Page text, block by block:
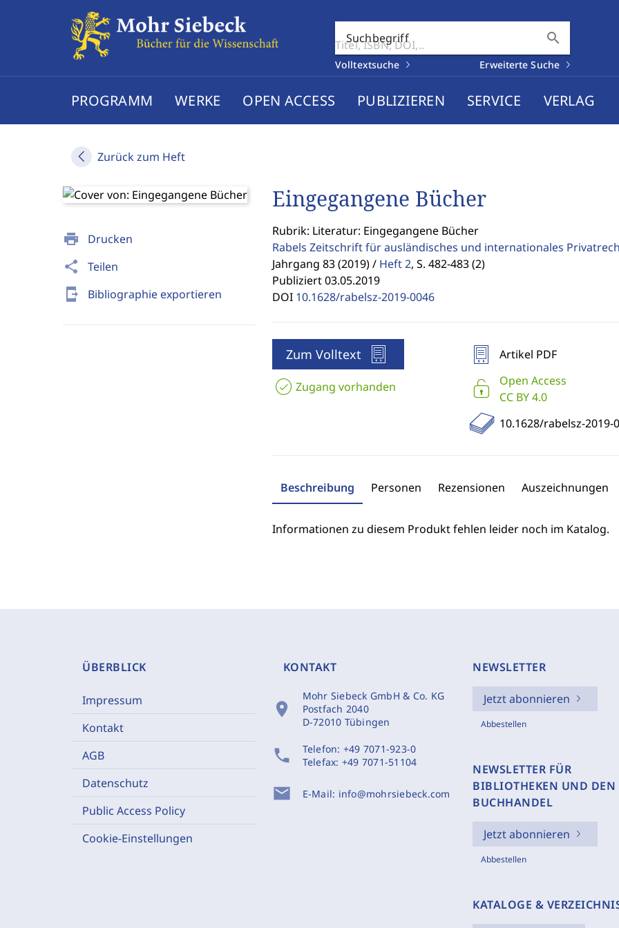
Suchbegriff search
Volltextsuche Erweiterte Suche
PROGRAMM WERKE OPEN ACCESS PUBLIZIEREN SERVICE VERLAG
Zurück zum Heft
print Drucken
share Teilen
send_to_mobile Bibliographie exportieren
Eingegangene Bücher
Rubrik: Literatur: Eingegangene Bücher
Rabels Zeitschrift für ausländisches und internationales
Jahrgang 83 (2019) / Heft 2, S. 482-483 (2)
Publiziert 03.05.2019
DOI 10.1628/rabelsz-2019-0046
Zum Volltext
Zugang vorhanden
Artikel PDF
Open Access
CC BY 4.0
10.1628/rabelsz-2019-
Beschreibung Personen Rezensionen Auszeichnungen
Informationen zu diesem Produkt fehlen leider noch im Katalog.
ÜBERBLICK
Impressum
Kontakt
AGB
Datenschutz
Public Access Policy
Cookie-Einstellungen
KONTAKT
location_on
Mohr Siebeck GmbH & Co. KG
Postfach 2040
D-72010 Tübingen
phone Telefon: +49 7071-923-0
Telefax: +49 7071-51104
mail E-Mail: info@mohrsiebeck.com
NEWSLETTER
Jetzt abonnieren
Abbestellen
NEWSLETTER FÜR
BIBLIOTHEKEN UND DEN
BUCHHANDEL
Jetzt abonnieren
Abbestellen
KATALOGE &